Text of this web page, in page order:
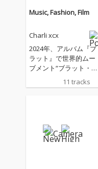
Music, Fashion, Film
Charli xcx
2024年、アルバム『ブ
ラット』で世界的ムー
ブメント“ブラット・サ
マー”を巻き起こし、音
楽やファッション、イ
チャーリーxcxが最新
作『ミュージック・フ
11 tracks